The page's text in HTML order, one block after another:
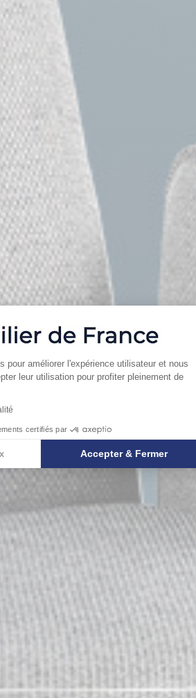
du
pour améliorer l'expérience utilisateur et nous
leur utilisation pour profiter pleinement de
certifiés par
Accepter & Fermer
Axeptio consent